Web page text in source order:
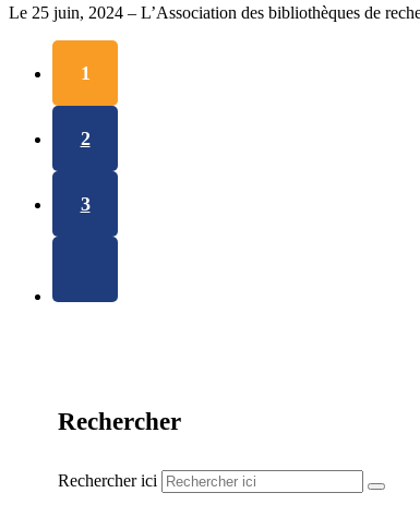
Le 25 juin, 2024 – L’Association des bibliothèques de
1
2
3
Rechercher
Rechercher ici